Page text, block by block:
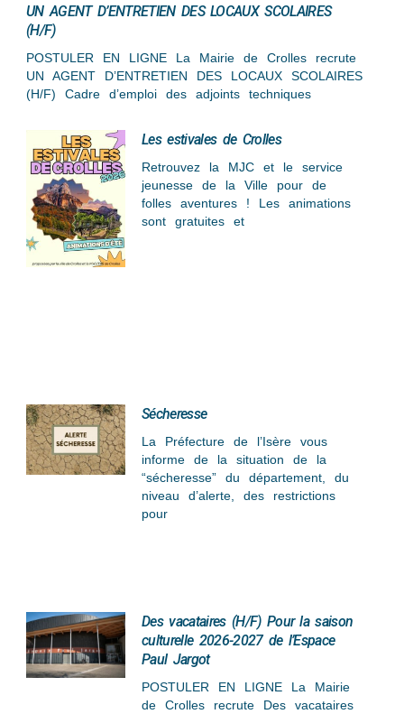
UN AGENT D’ENTRETIEN DES LOCAUX SCOLAIRES
(H/F)
POSTULER EN LIGNE La Mairie de Crolles recrute
UN AGENT D’ENTRETIEN DES LOCAUX SCOLAIRES
(H/F) Cadre d’emploi des adjoints techniques
Les estivales de Crolles
Retrouvez la MJC et le service
jeunesse de la Ville pour de
folles aventures ! Les animations
sont gratuites et
Sécheresse
La Préfecture de l’Isère vous
informe de la situation de la
“sécheresse” du département, du
niveau d’alerte, des restrictions
pour
Des vacataires (H/F) Pour la saison
culturelle 2026-2027 de l’Espace
Paul Jargot
POSTULER EN LIGNE La Mairie
de Crolles recrute Des vacataires